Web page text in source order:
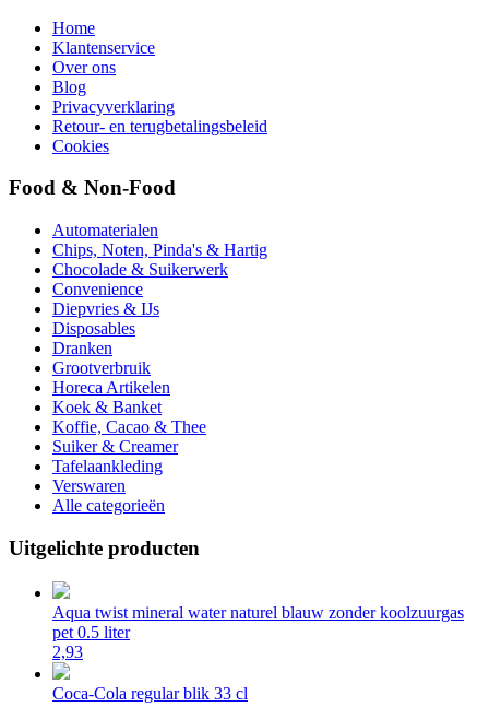
Home
Klantenservice
Over ons
Blog
Privacyverklaring
Retour- en terugbetalingsbeleid
Cookies
Food & Non-Food
Automaterialen
Chips, Noten, Pinda's & Hartig
Chocolade & Suikerwerk
Convenience
Diepvries & IJs
Disposables
Dranken
Grootverbruik
Horeca Artikelen
Koek & Banket
Koffie, Cacao & Thee
Suiker & Creamer
Tafelaankleding
Verswaren
Alle categorieën
Uitgelichte producten
Aqua twist mineral water naturel blauw zonder koolzuurgas
pet 0.5 liter
2,93
Coca-Cola regular blik 33 cl